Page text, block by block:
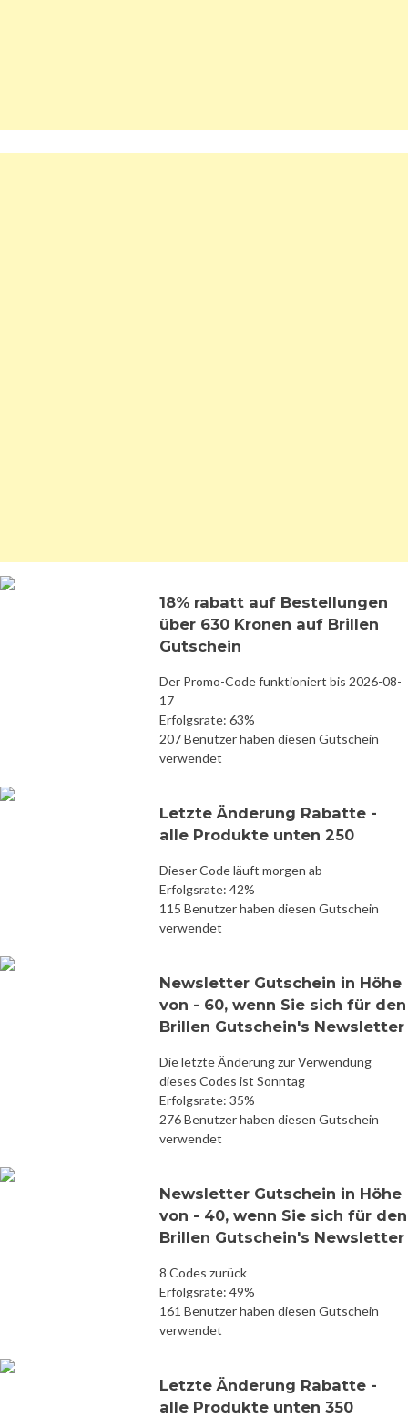
18% rabatt auf Bestellungen
über 630 Kronen auf Brillen
Gutschein
Der Promo-Code funktioniert bis 2026-08-
17
Erfolgsrate: 63%
207 Benutzer haben diesen Gutschein
verwendet
Letzte Änderung Rabatte -
alle Produkte unten 250
Dieser Code läuft morgen ab
Erfolgsrate: 42%
115 Benutzer haben diesen Gutschein
verwendet
Newsletter Gutschein in Höhe
von - 60, wenn Sie sich für den
Brillen Gutschein's Newsletter
Die letzte Änderung zur Verwendung
dieses Codes ist Sonntag
Erfolgsrate: 35%
276 Benutzer haben diesen Gutschein
verwendet
Newsletter Gutschein in Höhe
von - 40, wenn Sie sich für den
Brillen Gutschein's Newsletter
8 Codes zurück
Erfolgsrate: 49%
161 Benutzer haben diesen Gutschein
verwendet
Letzte Änderung Rabatte -
alle Produkte unten 350